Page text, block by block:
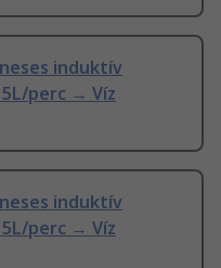
induktív
perc → Víz
induktív
perc → Víz